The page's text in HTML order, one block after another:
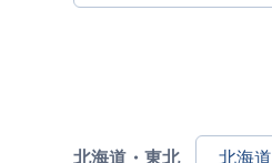
北海道・東北 北海道